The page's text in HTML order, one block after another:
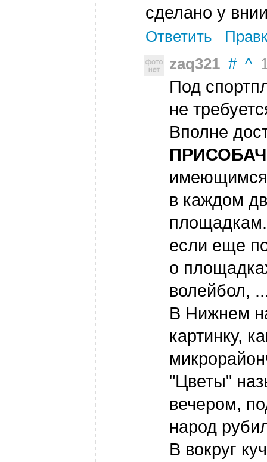
сделано у
Ответить
zaq321 # ^
Под
не
Вполне
имеющимся
в каждом
если еще
о
волейбол,
В Нижнем
картинку,
"Цветы"
вечером,
народ
В вокруг